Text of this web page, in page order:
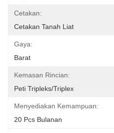
Cetakan:
Cetakan Tanah Liat
Gaya:
Barat
Kemasan Rincian:
Peti Tripleks/Triplex
Menyediakan Kemampuan:
20 Pcs Bulanan